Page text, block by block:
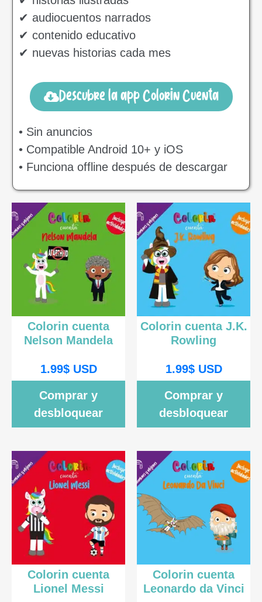
✔ audiocuentos narrados
✔ contenido educativo
✔ nuevas historias cada mes
Descubre la app Colorin Cuenta
• Sin anuncios
• Compatible Android 10+ y iOS
• Funciona offline después de descargar
Colorin cuenta
Nelson Mandela
1.99$USD
Comprar y
desbloquear
Colorin cuenta J.K.
Rowling
1.99$USD
Comprar y
desbloquear
Colorin cuenta
Lionel Messi
Colorin cuenta
Leonardo da Vinci